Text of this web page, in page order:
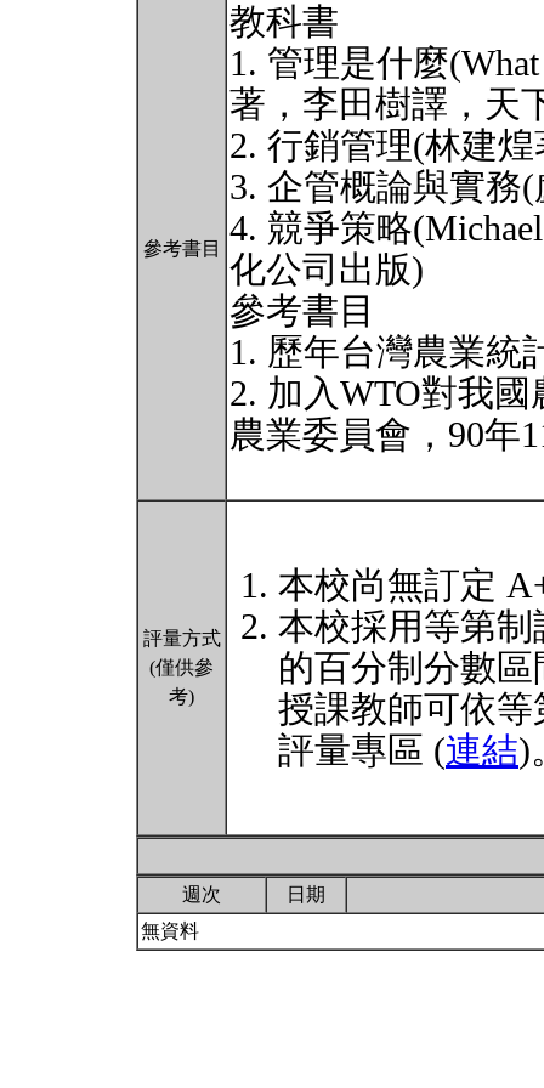
參考書目
教科書
1. 管理是什麼(What
著，李田樹譯，天
2. 行銷管理(林建
3. 企管概論與實務
4. 競爭策略
化公司出版)
參考書目
1. 歷年台灣農業統
2. 加入WTO對我
農業委員會，90年
評量方式
(僅供參
考)
本校尚無訂定
本校採用等第
的百分制分數
授課教師可依
評量專區 (連結)
週次
日期
無資料